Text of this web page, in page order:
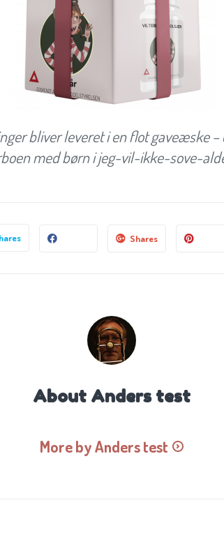
bliver leveret i en flot gaveæske
med børn i jeg-vil-ikke-sove-
Shares
About Anders test
More by Anders test